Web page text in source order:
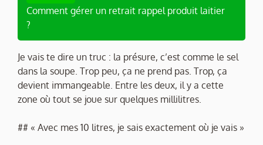
Comment gérer un retrait rappel produit laitier
?
Je vais te dire un truc : la présure, c’est comme le sel
dans la soupe. Trop peu, ça ne prend pas. Trop, ça
devient immangeable. Entre les deux, il y a cette
zone où tout se joue sur quelques millilitres.
## « Avec mes 10 litres, je sais exactement où je vais »